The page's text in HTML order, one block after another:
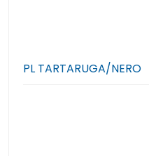
PL TARTARUGA/NERO